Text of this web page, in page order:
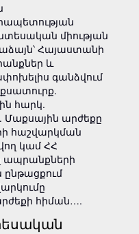
միության
Հայաստանի
և
գանձվում
հարկ.
արժեքը
հաշվարկման
կամ ՀՀ
հիման….